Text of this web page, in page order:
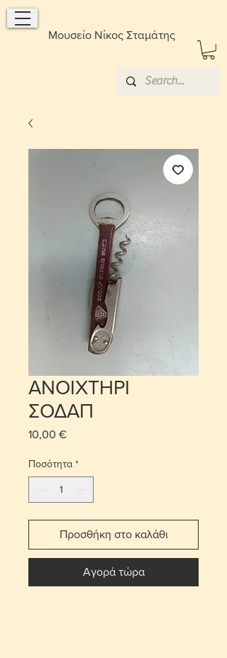
Μουσείο Νίκος Σταμάτης
ΑΝΟΙΧΤΗΡΙ
ΣΟΔΑΠ
10,00 €Τιμή
Ποσότητα *
Προσθήκη στο καλάθι
Αγορά τώρα